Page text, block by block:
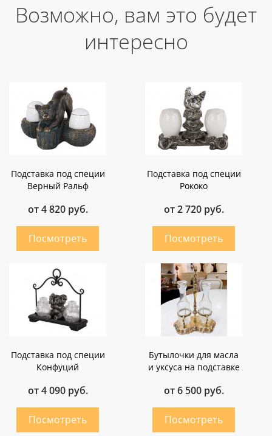
Возможно, вам это будет
интересно
Подставка под специи
Верный Ральф
от 4 820 руб.
Подставка под специи
Рококо
от 2 720 руб.
Подставка под специи
Конфуций
от 4 090 руб.
Бутылочки для масла
и уксуса на подставке
от 6 500 руб.